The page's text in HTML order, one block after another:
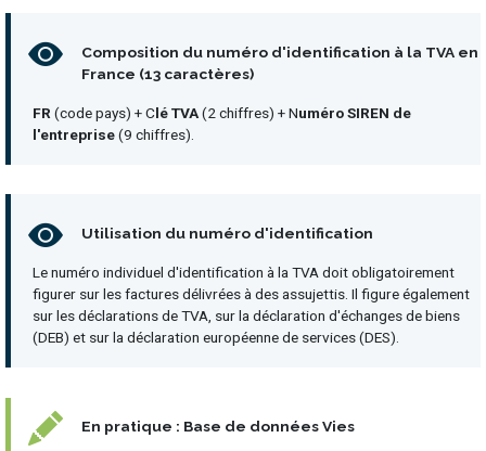
Composition du numéro d'identification à la TVA en
France (13 caractères)
FR (code pays) + Clé TVA(2 chiffres) + Numéro SIREN de
l'entreprise(9 chiffres).
Utilisation du numéro d'identification
Le numéro individuel d'identification à la TVA doit obligatoirement
figurer sur les factures délivrées à des assujettis. Il figure également
sur les déclarations de TVA, sur la déclaration d'échanges de biens
(DEB) et sur la déclaration européenne de services (DES).
En pratique : Base de données Vies